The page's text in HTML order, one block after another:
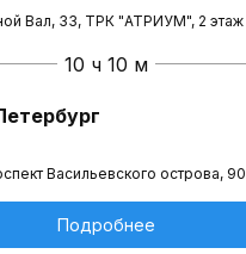
Вал, 33, ТРК "АТРИУМ", 2 этаж
10 ч 10 м
Васильевского острова, 90
Подробнее